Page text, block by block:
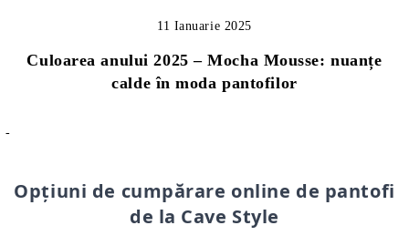
Culoarea anului 2025 – Mocha Mousse: nuanțe
calde în moda pantofilor
11 Ianuarie 2025
-
Opțiuni de cumpărare online de pantofi
de la Cave Style